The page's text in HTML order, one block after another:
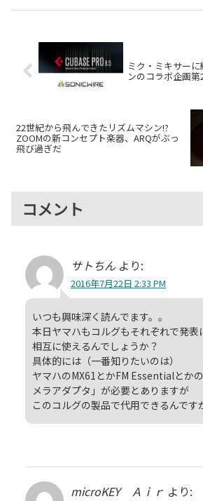
円、PRO EDGE：同247,500円）
ます。
ミク・ミキサー
ンのコラボ企画
22世紀から飛んできたリズムマシン!?
ZOOMの新コンセプト楽器、ARQがぶっ
飛び過ぎだ
コメント
サトちん より:
2016年7月22日 2:33 PM
いつも興味深く読んでます。。
本日ヤマハもコルグもそれぞれで発表
相互に使えるんでしょうか？
具体的には（一番知りたいのは）
ヤマハのMX61とかFM Essentialとか
メラアダプタ」が必要とありますが
このコルグの製品で代用できるんです
microKEY Ａｉｒ より: